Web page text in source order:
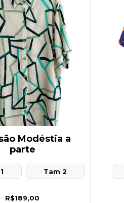
Modéstia a
parte
Tam 2
R$189,00